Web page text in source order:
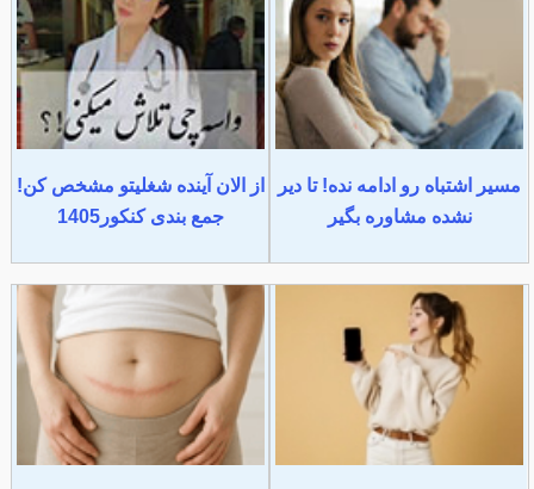
مسیر اشتباه رو ادامه نده! تا دیر
نشده مشاوره بگیر
از الان آینده شغلیتو مشخص کن!
جمع بندی کنکور1405